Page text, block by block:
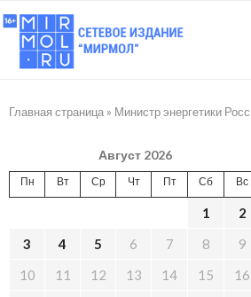
Главная страница » Министр энергетики
Август 2026
Пн Вт Ср Чт Пт Сб Вс
1
2
3
4 5 6 7 8
9
10
11 12 13 14 15
16